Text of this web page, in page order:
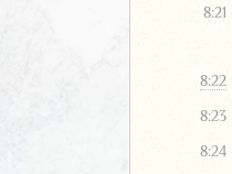
8:21
8:22
8:23
8:24